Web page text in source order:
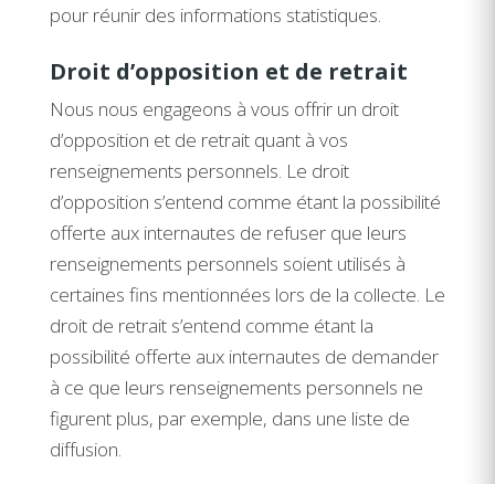
pour réunir des informations statistiques.
Droit d’opposition et de retrait
Nous nous engageons à vous offrir un droit
d’opposition et de retrait quant à vos
renseignements personnels. Le droit
d’opposition s’entend comme étant la possibilité
offerte aux internautes de refuser que leurs
renseignements personnels soient utilisés à
certaines fins mentionnées lors de la collecte. Le
droit de retrait s’entend comme étant la
possibilité offerte aux internautes de demander
à ce que leurs renseignements personnels ne
figurent plus, par exemple, dans une liste de
diffusion.